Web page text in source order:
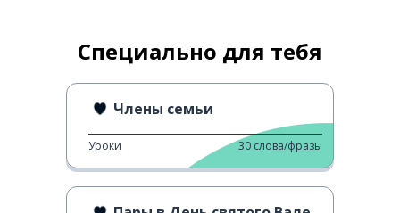
Специально для тебя
Члены семьи
Уроки 30 слова/фразы